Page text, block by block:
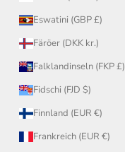
Eswatini (GBP £)
Färöer (DKK kr.)
Falklandinseln (FKP £)
Fidschi (FJD $)
Finnland (EUR €)
Frankreich (EUR €)